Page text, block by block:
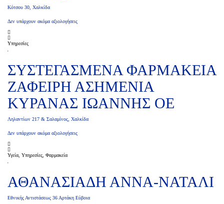
Κότσου 30, Xαλκίδα
Δεν υπάρχουν ακόμα αξιολογήσεις
Υπηρεσίες
ΣΥΣΤΕΓΑΣΜΕΝΑ ΦΑΡΜΑΚΕΙΑ
ΖΑΦΕΙΡΗ ΑΣΗΜΕΝΙΑ
ΚΥΡΑΝΑΣ ΙΩΑΝΝΗΣ ΟΕ
Ληλαντίων 217 & Σαλαμίνος, Χαλκίδα
Δεν υπάρχουν ακόμα αξιολογήσεις
Υγεία, Υπηρεσίες, Φαρμακεία
ΑΘΑΝΑΣΙΑΔΗ ΑΝΝΑ-ΝΑΤΑΛΙ
Εθνικής Αντιστάσεως 36 Αρτάκη Εύβοια